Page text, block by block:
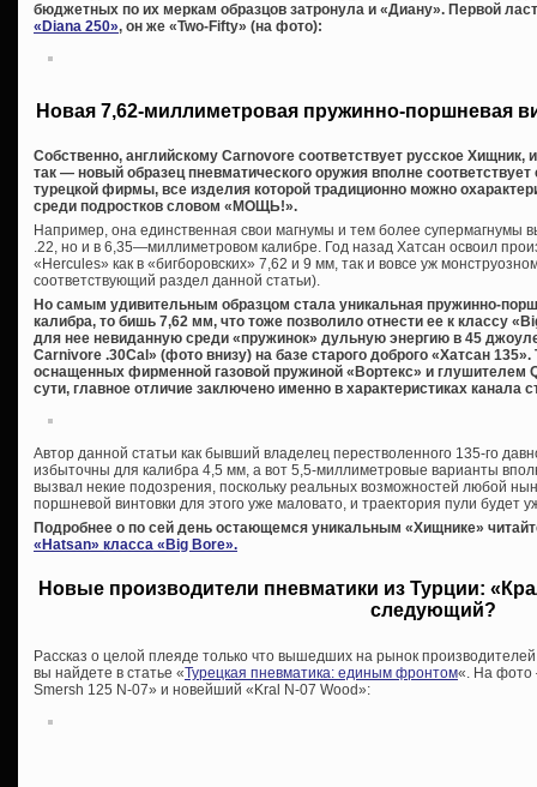
бюджетных по их меркам образцов затронула и «Диану». Первой
«Diana 250», он же «Two-Fifty» (на фото):
Новая 7,62-миллиметровая пружинно-поршневая
Собственно, английскому Carnovore соответствует русское
так — новый образец пневматического оружия вполне
турецкой фирмы, все изделия которой традиционно можно
среди подростков словом «МОЩЬ!».
Например, она единственная свои магнумы и тем более супермагнумы
.22, но и в 6,35—миллиметровом калибре. Год назад Хатсан освоил
«Hercules» как в «бигборовских» 7,62 и 9 мм, так и вовсе уж
соответствующий раздел данной статьи).
Но самым удивительным образцом стала уникальная пружинно-
калибра, то бишь 7,62 мм, что тоже позволило отнести ее к классу
для нее невиданную среди «пружинок» дульную энергию в 45
Carnivore .30Cal» (фото внизу) на базе старого доброго «Хатсан
оснащенных фирменной газовой пружиной «Вортекс» и глушителем
сути, главное отличие заключено именно в характеристиках канала
Автор данной статьи как бывший владелец перестволенного 135-го
избыточны для калибра 4,5 мм, а вот 5,5-миллиметровые варианты
вызвал некие подозрения, поскольку реальных возможностей любой
поршневой винтовки для этого уже маловато, и траектория пули будет
Подробнее о по сей день остающемся уникальным «Хищнике»
«Hatsan» класса «Big Bore».
Новые производители пневматики из Турции:
следующий?
Рассказ о целой плеяде только что вышедших на рынок
вы найдете в статье «Турецкая пневматика: единым фронтом«. На фото
Smersh 125 N-07» и новейший «Kral N-07 Wood»: